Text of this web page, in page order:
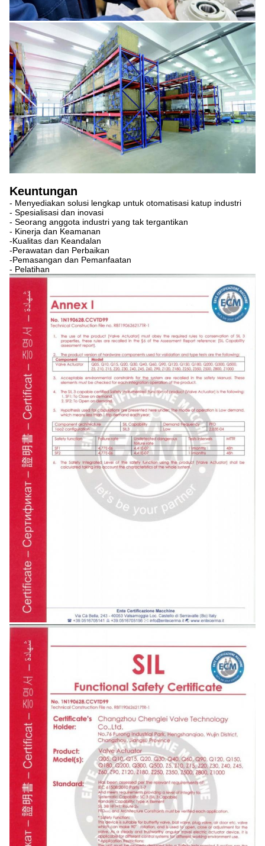
Keuntungan
- Menyediakan solusi lengkap untuk otomatisasi katup industri
- Spesialisasi dan inovasi
- Seorang anggota industri yang tak tergantikan
- Kinerja dan Keamanan
-Kualitas dan Keandalan
-Perawatan dan Perbaikan
-Pemasangan dan Pemanfaatan
- Pelatihan